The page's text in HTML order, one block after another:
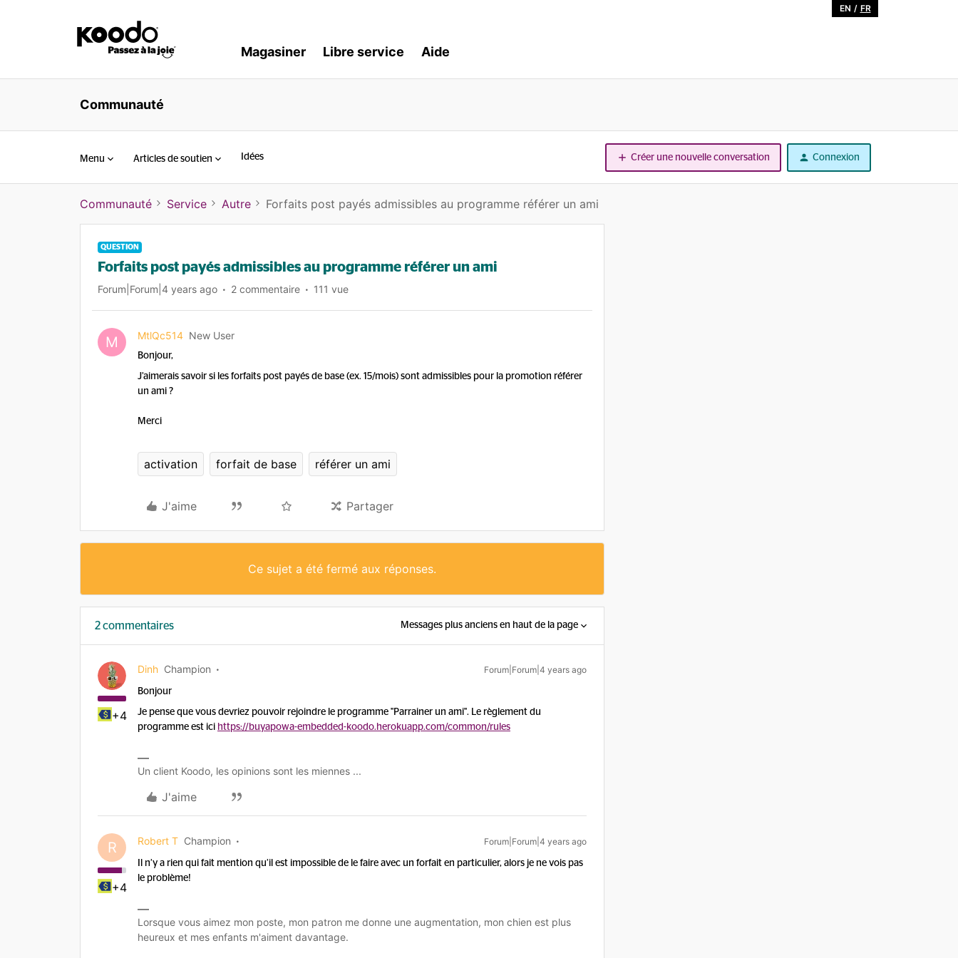
EN / FR
Magasiner Libre service Aide
Communauté
Menu Articles de soutien Idées Créer une nouvelle conversation Connexion
Communauté Service Autre Forfaits post payés admissibles au programme référer un ami
QUESTION
Forfaits post payés admissibles au programme référer un ami
Forum|Forum|4 years ago 2 commentaire 111 vue
M MtlQc514 New User
Bonjour,
J’aimerais savoir si les forfaits post payés de base (ex. 15/mois) sont admissibles pour la promotion référer
un ami ?
Merci
activation forfait de base référer un ami
J'aime Partager
Ce sujet a été fermé aux réponses.
2 commentaires Messages plus anciens en haut de la page
+4
Dinh Champion Forum|Forum|4 years ago
Bonjour
Je pense que vous devriez pouvoir rejoindre le programme "Parrainer un ami". Le règlement du
programme est ici https://buyapowa-embedded-koodo.herokuapp.com/common/rules
Un client Koodo, les opinions sont les miennes ...
J'aime
R
+4
Robert T Champion Forum|Forum|4 years ago
Il n’y a rien qui fait mention qu’il est impossible de le faire avec un forfait en particulier, alors je ne vois pas
le problème!
Lorsque vous aimez mon poste, mon patron me donne une augmentation, mon chien est plus
heureux et mes enfants m'aiment davantage.